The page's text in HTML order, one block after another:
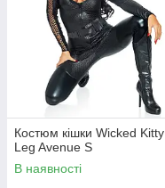
Костюм кішки Wicked Kitty
Leg Avenue S
В наявності